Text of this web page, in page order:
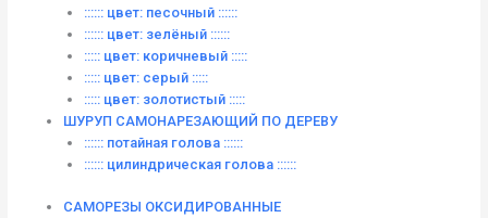
:::::: цвет: песочный ::::::
:::::: цвет: зелёный ::::::
::::: цвет: коричневый :::::
::::: цвет: серый :::::
::::: цвет: золотистый :::::
ШУРУП САМОНАРЕЗАЮЩИЙ ПО ДЕРЕВУ
:::::: потайная голова ::::::
:::::: цилиндрическая голова ::::::
САМОРЕЗЫ ОКСИДИРОВАННЫЕ